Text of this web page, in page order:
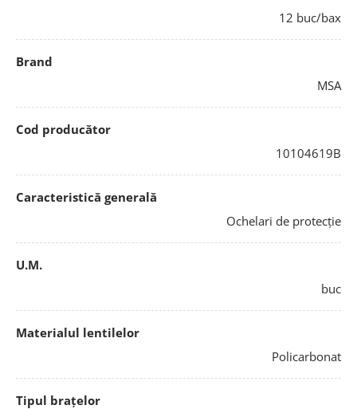
12 buc/bax
Brand
MSA
Cod producător
10104619B
Caracteristică generală
Ochelari de protecție
U.M.
buc
Materialul lentilelor
Policarbonat
Tipul brațelor